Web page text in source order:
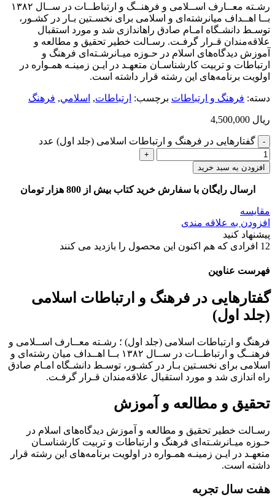
رﺷـﺘﻪ ﻣﻌــﺎرف اﺳــﻼﻣﻰ و ﻓﺮﻫﻨــﮓ و ارﺗﺒﺎﻃــﺎت در ﺳــﺎل ١٣٨٢
ﺑــﺎ اﻫــﺪاف ﻣﻴﺎنرﺷﺘﻪاى و اﺳﻼﻣﻰ ﺑﺮاى ﻧﺨﺴـﺘﻴﻦ ﺑـﺎر در ﻛﺸـﻮر،
ﺗﻮﺳـﻂ داﻧﺸـﮕﺎه اﻣـﺎم ﺻﺎدق راهاﻧﺪازى ﺷﺪ و ﻣﻮرد اﺳﺘﻘﺒﺎل
ﻋﻼﻗﻪﻣﻨﺪان ﻗـﺮار ﮔﺮﻓـﺖ. رﺳـﺎﻟﺖ ﺧﻄﻴﺮ ﺗﺤﻘﻴﻖ و ﻣﻄﺎﻟﻌﻪ و
آﻣﻮزش دﻳﺪﮔﺎهﻫﺎى اﺳﻼم در ﺣـﻮزه ﻣﻴـﺎنرﺷـﺘﻪاى ﻓﺮﻫﻨﮓ و
ارﺗﺒﺎﻃﺎت و ﺗﺮﺑﻴﺖ ﻛﺎرﺷﻨﺎﺳـﺎن ﻣﺘﻌﻬـﺪ در اﻳـﻦ زﻣﻴﻨـﻪ ﻫﻤـﻮاره در
اوﻟﻮﻳﺖ ﺑﺮﻧﺎﻣﻪﻫﺎى اﻳﻦ رﺷﺘﻪ ﻗﺮار داﺷﺘﻪ اﺳﺖ.
دسته: فرهنگ و ارتباطات برچسب: ارتباطات, اسلامي, فرهنگ
ریال
گفتارهایی در فرهنگ و ارتباطات اسلامی (جلد اول) عدد
افزودن به سبد خرید
ارسال رایگان با سفارش خرید کتاب بیش از 800 هزار تومان
مقایسه
افزودن به علاقه مندی
پیشنهاد کنید
12 افرادی که هم اکنون این محصول را بازدید می کنند
فهرست عناوین
گفتارهایی در فرهنگ و ارتباطات اسلامی
(جلد اول)
فرهنگ و ارتباطات اسلامی (جلد اول) ؛ رﺷـﺘﻪ ﻣﻌــﺎرف اﺳــﻼﻣﻰ و
ﻓﺮﻫﻨــﮓ و ارﺗﺒﺎﻃــﺎت در ﺳــﺎل ١٣٨٢ ﺑــﺎ اﻫــﺪاف ﻣﻴﺎن رﺷﺘﻪاى و
اﺳﻼﻣﻰ ﺑﺮاى ﻧﺨﺴـﺘﻴﻦ ﺑـﺎر در ﻛﺸـﻮر، ﺗﻮﺳـﻂ داﻧﺸـﮕﺎه اﻣـﺎم ﺻﺎدق
راه اﻧﺪازى ﺷﺪ و ﻣﻮرد اﺳﺘﻘﺒﺎل ﻋﻼﻗﻪﻣﻨﺪان ﻗـﺮار ﮔﺮﻓـﺖ.
ﺗﺤﻘﻴﻖ و ﻣﻄﺎﻟﻌﻪ و آﻣﻮزش
رﺳـﺎﻟﺖ ﺧﻄﻴﺮ ﺗﺤﻘﻴﻖ و ﻣﻄﺎﻟﻌﻪ و آﻣﻮزش دﻳﺪﮔﺎهﻫﺎى اﺳﻼم در
ﺣـﻮزه ﻣﻴـﺎنرﺷـﺘﻪاى ﻓﺮﻫﻨﮓ و ارﺗﺒﺎﻃﺎت و ﺗﺮﺑﻴﺖ ﻛﺎرﺷﻨﺎﺳـﺎن
ﻣﺘﻌﻬـﺪ در اﻳـﻦ زﻣﻴﻨـﻪ ﻫﻤـﻮاره در اوﻟﻮﻳﺖ ﺑﺮﻧﺎﻣﻪﻫﺎى اﻳﻦ رﺷﺘﻪ ﻗﺮار
داﺷﺘﻪ اﺳﺖ.
ﻫﻔﺖ ﺳﺎل ﺗﺠﺮﺑﻪ